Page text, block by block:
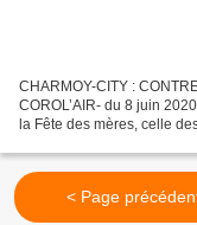
CHARMOY-CITY :
COROL’AIR- du 8 juin
la Fête des mères, celle
< Page